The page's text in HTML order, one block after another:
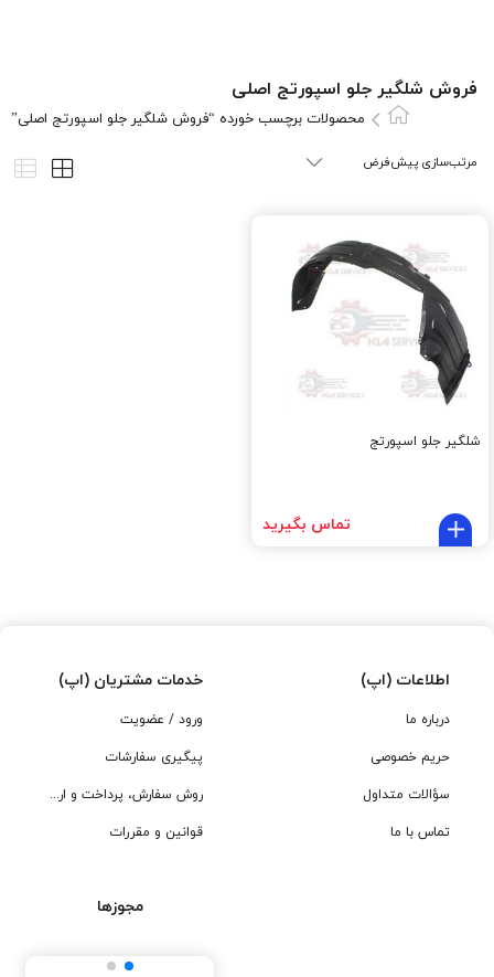
فروش شلگیر جلو اسپورتج اصلی
محصولات برچسب خورده “فروش شلگیر جلو اسپورتج اصلی”
شلگیر جلو اسپورتج
تماس بگیرید
اطلاعات (اپ)
درباره ما
حریم خصوصی
سؤالات متداول
تماس با ما
خدمات مشتریان (اپ)
ورود / عضویت
پیگیری سفارشات
روش سفارش، پرداخت و ارسال
قوانین و مقررات
مجوزها